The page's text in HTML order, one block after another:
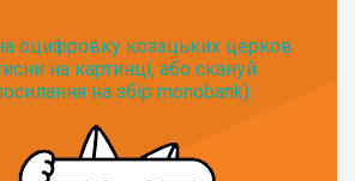
оцифровку козацьких церков
на картинці, або скануй
на збір monobank):